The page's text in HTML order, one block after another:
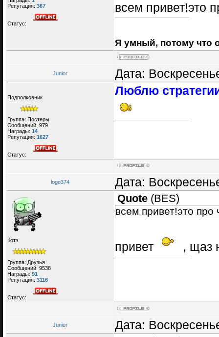
Репутация: 367
Статус:
всем привет!это
Я умный, потому что
Junior Дата:
Подполковник
Группа: Постеры
Сообщений: 979
Награды: 14
Репутация: 1627
Статус:
Люблю
logo374 Дата:
Котэ
Группа: Друзья
Сообщений: 9538
Награды: 91
Репутация: 3116
Статус:
Quote (BES)
всем привет!это
привет , щаз
Junior Дата: